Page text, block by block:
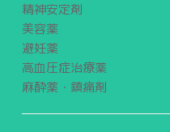
精神安定剤
美容薬
避妊薬
高血圧症治療薬
麻酔薬・鎮痛剤